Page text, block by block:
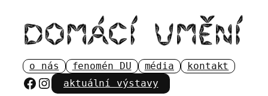
obsah
o nás fenomén DU média kontakt
Facebook
Instagram
aktuální výstavy